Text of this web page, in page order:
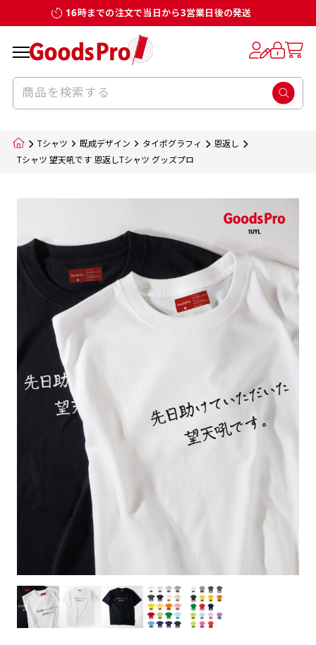
16時までの注文で当日から3営業日後の発送
Tシャツ 既成デザイン タイポグラフィ
恩返し
Tシャツ 望天吼です 恩返しTシャツ グッズプロ
個数 単価 金額
合計金額 ¥0 （税込）
カートに入れる
お客様からのデータ入稿でのぼり旗を製作
する場合
入稿いただくデータは基本的にイラストレー
のデータとさせていただいております。
で解像度200dp以上必要です）当社の取り扱
いの規格サイズにつきましてはデザインテン
プレートの用意がありますので、ご購入後マ
イページの「購入履歴」よりダウンロードし
てご利用くださいませ。
お客様自身でオリジナルのサイズで製作する
場合につきましてはご希望の仕上がりサイズ
に対して四辺（すべての辺をプラス10ｍｍ）
したサイズで製作ください。（重要な情報な
どについては仕上がりサイズから四辺内側に
20ｍｍ程度内側の範囲内でデザイン校正して
ください）
当社の既製デザインを利用してのぼり旗を
製作したい場合
のぼり旗の改造プランとなりますので改造の
程度によってデザイン加工費用が発生いたし
詳細はお問い合わせください。
リピート
デザイン変更なしでのご注文となります。
ルで製品デザインをしたデザインそのものを
指します。当グッズプロで販売として取り扱っ
該当いたします。既製のデザインを応用して自
分だけののぼり旗をつくりたい！などのデザ
イン改造や既製デザインに自分たちの団体の
名前入れや会社のロゴなどを挿入するなどの
相談もお請けしております。
名入れについて
当社の既製のぼり旗に対してお客様の任意の
テキストや企業情報・お店情報などを埋め込
むことができます。ご購入時にご希望の店舗
名などをご記載ください。専任のデザイナー
がバッチリデザインします。書体などのご指
定がなければ、のぼりのイメージに最適のフ
ォントを使用します。基本的にのぼりの下部
にショップ名、社名、電話番号が入ります。
データをお送りいただけましたらロゴの印刷
も出来ます。
お客様が納得するまで何度でもデザインの修
正をしますので、初めての方でもお気軽にご
相談ください。
のぼり旗のデザインをする際に、考えると良
のぼり旗のデザインとしては基本的に左側と
上側にポールを通すミミ（業界用語でチチと
ただ、お客様の飾り付けたい場所の風向きを
もしかしたら左側と上についているよりも右
側と上についていた方が良いと思うかもしれ
ません。
風向きを考えながらチチの向きを決めてから
デザインをするとどの方向でデザインをする
と良いかひらめくかもしれません。デザイン
の方向性につきましてはお客様の好みもあり
ますので、見られる方（お客様）ができる限
り反転したデザインをみるよりも正像でみら
れるデザインを提供したいかと思いますので
その辺を参考にするとよいかもしれません。
サイズ一覧
既製品のサイズについては以下のサイズ表の通
お客様オリジナルサイズで製作をしたい場合
につきましてはお気軽にご相談ください。
みする都合や・最終的なカットをする際の都合
など）のでサイズの指定につきましてはｍｍ単
位は不可となります。最終的なサイズも多少の
ズレ5ｍｍ程度は起きる可能性があります。
よく見かける一般的なのぼり旗のサイズです。
ほとんどのポールや注水台に使用できます。
サイズ一覧
既製品のサイズについては以下のサイズ表の通
お客様オリジナルサイズで製作をしたい場合
につきましてはお気軽にご相談ください。
みする都合や・最終的なカットをする際の都合
など）のでサイズの指定につきましてはｍｍ単
位は不可となります。最終的なサイズも多少の
ズレ5ｍｍ程度は起きる可能性があります。
よく見かける一般的なのぼり旗のサイズです。
ほとんどのポールや注水台に使用できます。
一般的にはチチの位置はのぼり旗に対して上
ポールに通す際には上辺２か所に対してチチ
が左右どちらでものぼり旗自体をポールにく
生地のふちを大きく棒袋状に縫いこみポール
を通す筒をつくります。ポール自体を包み込
むため、耐久性があがり、デザインがより目
立ちます。
カーブ形状の特殊なのぼり旗にも適合する加
工方法となります。
ハトメ加工
ハトメ（鳩目）とは、革や布などに開けた穴
を補強するために取り付けるリングです。壁
側にロープなどで固定して、突風で倒れること
も風向きによってずっと裏向きになってしまう
いこともありません。
のぼり旗のチチについて
一般的にはチチの位置はのぼり旗に対して上
ポールに通す際には上辺２か所に対してチチ
が左右どちらでものぼり旗自体をポールにく
生地のふちを大きく棒袋状に縫いこみポール
を通す筒をつくります。ポール自体を包み込
むため、耐久性があがり、デザインがより目
立ちます。
カーブ形状の特殊なのぼり旗にも適合する加
工方法となります。
ハトメ加工
ハトメ（鳩目）とは、革や布などに開けた穴
を補強するために取り付けるリングです。壁
側にロープなどで固定して、突風で倒れること
も風向きによってずっと裏向きになってしまう
いこともありません。
上チチ 上下チチ 左右チチ
補強縫製って何？
補強縫製とはヒートカッター（熱で焼き切る
をあげるために折り返し縫いをすることで風
の影響を受けやすい四辺の強度を増す加工で
各辺のおおむね3～5ｍｍ程度を折り返し、縫
い糸を走らせて補強します。加工をすることで
のぼり旗の１辺～４辺は折り返し加工されま
すのでその部分のホツレや裂けてしまうこと
を防止する効果があります。
棒袋縫いの場合、補強が無償で付いてきます。
チチのついてない長辺・
短辺を補強縫製します
三辺補強
［ +48円 ］
チチのついてない長辺・
生地の種類
ポンジ（一般）
一般的なのぼり旗の生地はポンジといわれる
厚みが約0.14ｍｍのとても薄い生地を使用し
ます。
のぼり旗製作で一番良く使用される生地で
す。生地の厚みが薄く、裏側にインクが浸透
しやすい生地です。
トロピカル（納期+1営業日）
［ +299円 ］
ワンランク厚手のトロピカル（生地の厚みが
スリット（切り込み）加工とは？
スリット（切り込み）を入れることで横幕が
疑似的にのれんのように見せるための加工手
法です。
1本（2分割）
［ +33円 ］
2本（3分割）
［ +66円 ］
［ +99円 ］
4本（5分割）
【注意点】
スリット（切り込み）は均等割りを意識して
カットラインを入れます。
デザインや絵柄をスリット加工時にカットす
る場合があります。